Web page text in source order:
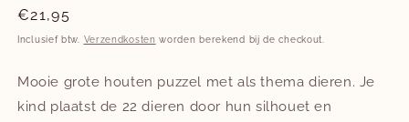
Normale
prijs
€21,95
Inclusief btw. Verzendkosten worden berekend bij de checkout.
Mooie grote houten puzzel met als thema dieren. Je
kind plaatst de 22 dieren door hun silhouet en